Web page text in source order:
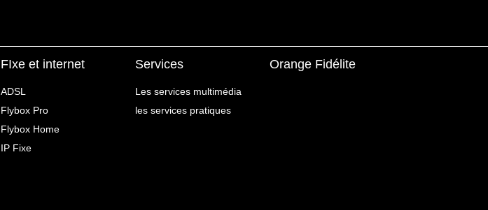
FIxe et internet
ADSL
Flybox Pro
Flybox Home
IP Fixe
Services
Les services multimédia
les services pratiques
Orange Fidélite